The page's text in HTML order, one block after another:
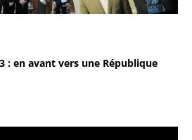
: en avant vers une République